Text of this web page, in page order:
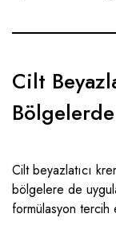
Cilt
Cilt beyazlatıcı
bölgelere de
formülasyon tercih